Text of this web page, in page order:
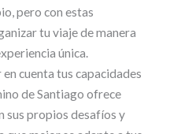
pero con estas
tu viaje de manera
única.
cuenta tus capacidades
de Santiago ofrece
sus propios desafíos y